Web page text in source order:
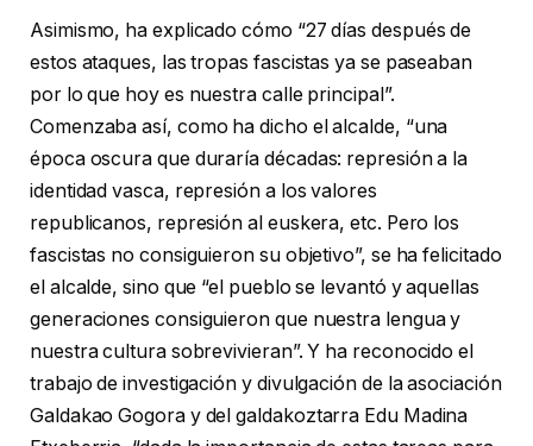
Asimismo, ha explicado cómo “27 días después de
estos ataques, las tropas fascistas ya se paseaban
por lo que hoy es nuestra calle principal”.
Comenzaba así, como ha dicho el alcalde, “una
época oscura que duraría décadas: represión a la
identidad vasca, represión a los valores
republicanos, represión al euskera, etc. Pero los
fascistas no consiguieron su objetivo”, se ha felicitado
el alcalde, sino que “el pueblo se levantó y aquellas
generaciones consiguieron que nuestra lengua y
nuestra cultura sobrevivieran”. Y ha reconocido el
trabajo de investigación y divulgación de la asociación
Galdakao Gogora y del galdakoztarra Edu Madina